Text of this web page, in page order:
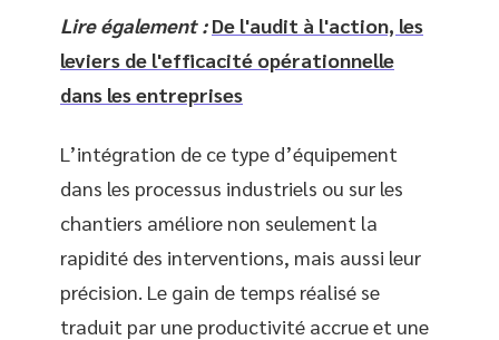
Lire également : De l'audit à l'action, les
leviers de l'efficacité opérationnelle
dans les entreprises
L’intégration de ce type d’équipement
dans les processus industriels ou sur les
chantiers améliore non seulement la
rapidité des interventions, mais aussi leur
précision. Le gain de temps réalisé se
traduit par une productivité accrue et une